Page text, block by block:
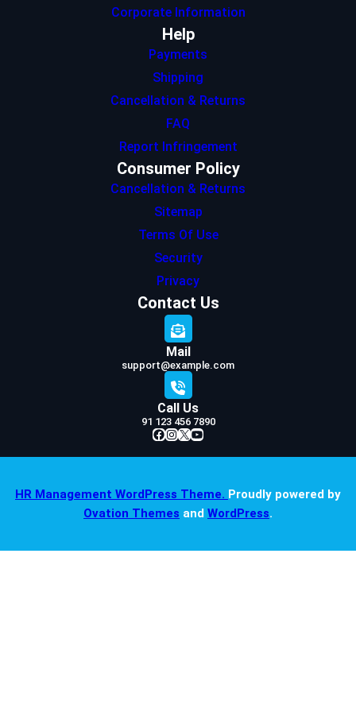
Corporate Information
Help
Payments
Shipping
Cancellation & Returns
FAQ
Report Infringement
Consumer Policy
Cancellation & Returns
Sitemap
Terms Of Use
Security
Privacy
Contact Us
Mail
support@example.com
Call Us
91 123 456 7890
Facebook InstagramX YouTube
HR Management WordPress Theme. Proudly powered by
Ovation Themes and WordPress.